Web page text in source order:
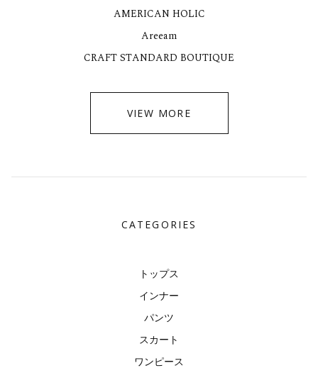
AMERICAN HOLIC
Areeam
CRAFT STANDARD BOUTIQUE
VIEW MORE
CATEGORIES
トップス
インナー
パンツ
スカート
ワンピース